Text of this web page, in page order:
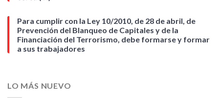
Para cumplir con la Ley 10/2010, de 28 de abril, de
Prevención del Blanqueo de Capitales y de la
Financiación del Terrorismo, debe formarse y formar
a sus trabajadores
LO MÁS NUEVO